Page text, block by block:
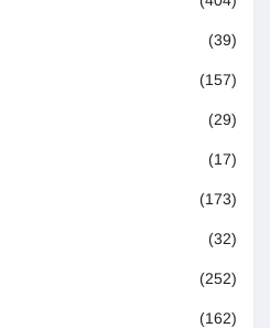
(39)
(157)
(29)
(17)
(173)
(32)
(252)
(162)